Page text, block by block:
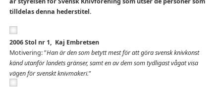
tilldelas denna hederstitel.
2006 Stol nr 1, Kaj Embretsen
Motivering: ”Han är den som betytt mest för att göra svensk knivkonst
känd utanför landets gränser, samt en av dem som tydligast vågat visa
vägen för svenskt knivmakeri.”